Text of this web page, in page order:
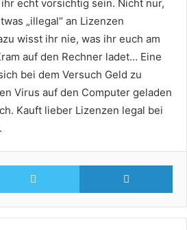
echt vorsichtig sein. Nicht nur,
„illegal“ an Lizenzen
wisst ihr nie, was ihr euch am
auf den Rechner ladet… Eine
bei dem Versuch Geld zu
Virus auf den Computer geladen
Kauft lieber Lizenzen legal bei
Twitter